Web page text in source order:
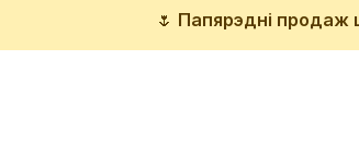
🌷 Папярэдні продаж